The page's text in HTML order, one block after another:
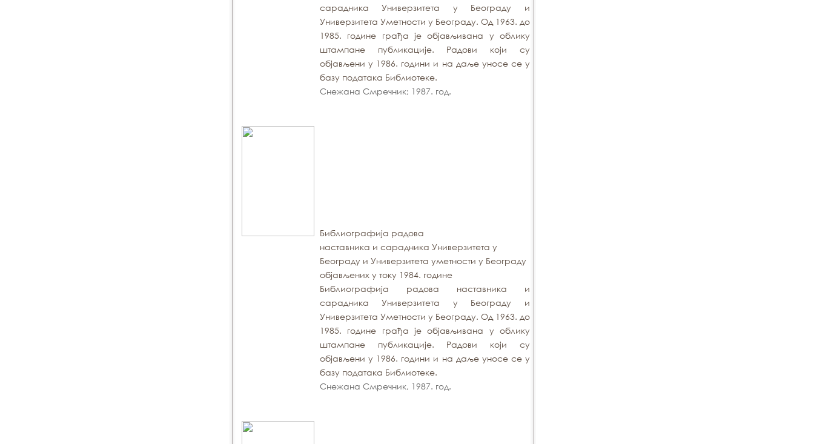
сарадника Универзитета у Београду и
Универзитета Уметности у Београду. Од 1963. до
1985. године грађа је објављивана у облику
штампане публикације. Радови који су
објављени у 1986. години и на даље уносе се у
базу података Библиотеке.
Снежана Смречник; 1987. год.
Библиографија радова
наставника и сарадника Универзитета у
Београду и Универзитета уметности у Београду
објављених у току 1984. године
Библиографија радова наставника и
сарадника Универзитета у Београду и
Универзитета Уметности у Београду. Од 1963. до
1985. године грађа је објављивана у облику
штампане публикације. Радови који су
објављени у 1986. години и на даље уносе се у
базу података Библиотеке.
Снежана Смречник, 1987. год.